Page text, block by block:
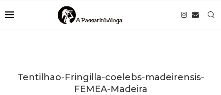
Tentilhao-Fringilla-coelebs-madeirensis-
FEMEA-Madeira